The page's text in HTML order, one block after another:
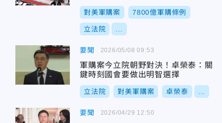
對美軍購案 7800億軍購條例
立法院
要聞
軍購案今立院朝野對決！卓榮泰：關
鍵時刻國會要做出明智選擇
立法院 對美軍購案 卓榮泰
2026/05/08 09:53
要聞 2026/04/29 12:50